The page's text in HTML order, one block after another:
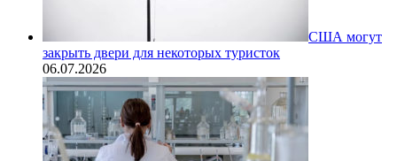
США могут
закрыть двери для некоторых туристок
06.07.2026